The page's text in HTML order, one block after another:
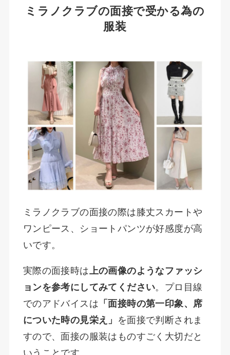
ミラノクラブの面接で受かる為の
服装
ミラノクラブの面接の際は膝丈スカートや
ワンピース、ショートパンツが好感度が高
いです。
実際の面接時は 上の画像のようなファッシ
ョンを参考にしてみてください。プロ目線
でのアドバイスは 「面接時の第一印象、席
についた時の見栄え」
を面接で判断されま
すので、面接の服装はものすごく大切だと
いうことです。